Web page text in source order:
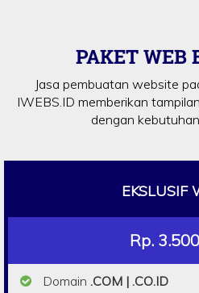
PAKET WEB
Jasa pembuatan website
IWEBS.ID memberikan
dengan
EKSLUSIF
Rp.
Domain .COM | .CO.ID